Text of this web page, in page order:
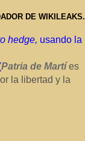
DE WIKILEAKS.
hedge, usando la
Patria de Martí es
la libertad y la